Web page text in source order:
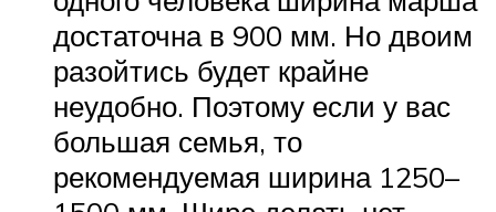
достаточна в 900 мм. Но двоим
разойтись будет крайне
неудобно. Поэтому если у вас
большая семья, то
рекомендуемая ширина 1250–